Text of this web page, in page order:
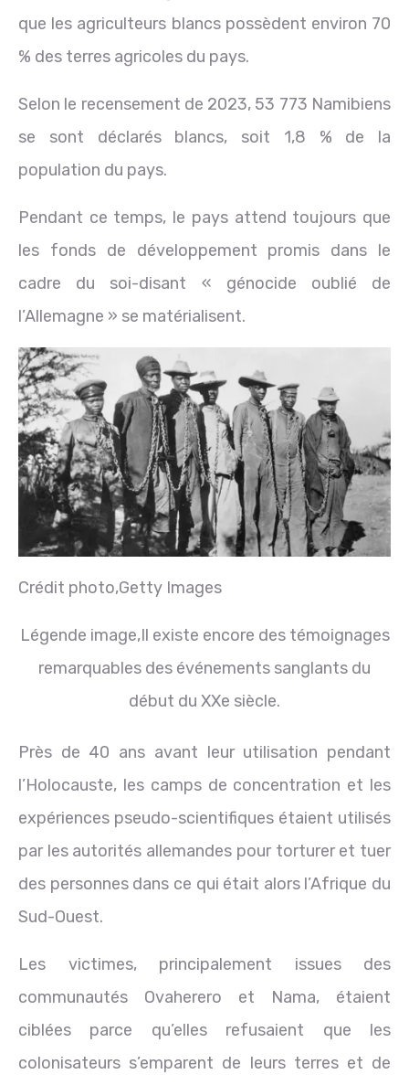
que les agriculteurs blancs possèdent environ 70
% des terres agricoles du pays.
Selon le recensement de 2023, 53 773 Namibiens
se sont déclarés blancs, soit 1,8 % de la
population du pays.
Pendant ce temps, le pays attend toujours que
les fonds de développement promis dans le
cadre du soi-disant « génocide oublié de
l’Allemagne » se matérialisent.
Crédit photo,Getty Images
Légende image,Il existe encore des témoignages
remarquables des événements sanglants du
début du XXe siècle.
Près de 40 ans avant leur utilisation pendant
l’Holocauste, les camps de concentration et les
expériences pseudo-scientifiques étaient utilisés
par les autorités allemandes pour torturer et tuer
des personnes dans ce qui était alors l’Afrique du
Sud-Ouest.
Les victimes, principalement issues des
communautés Ovaherero et Nama, étaient
ciblées parce qu’elles refusaient que les
colonisateurs s’emparent de leurs terres et de